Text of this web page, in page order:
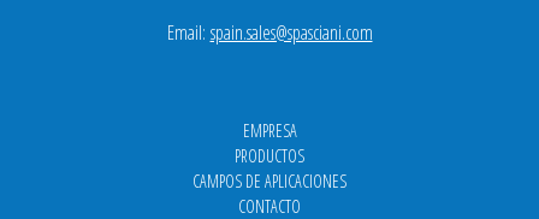
Email: spain.sales@spasciani.com
EMPRESA
PRODUCTOS
CAMPOS DE APLICACIONES
CONTACTO